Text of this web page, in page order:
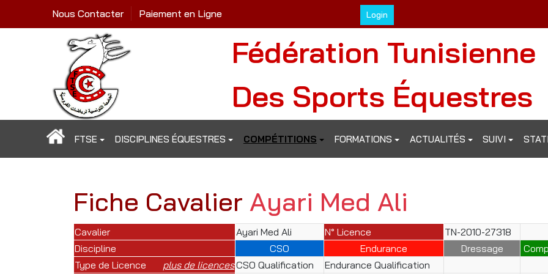
Login
Nous Contacter Paiement en Ligne
Fédération Tunisienne
Des Sports Équestres
FTSE DISCIPLINES ÉQUESTRES COMPÉTITIONS FORMATIONS ACTUALITÉS SUIVI
Fiche Cavalier Ayari Med Ali
Cavalier Ayari Med Ali N° Licence
TN-2010-27318
Discipline
CSO Endurance Dressage
Type de Licence
plus de licencesCSO Qualification
Endurance Qualification